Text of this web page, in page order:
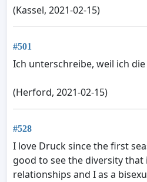
(Kassel, 2021-02-15)
#501
Ich unterschreibe, weil ich die
(Herford, 2021-02-15)
#528
I love Druck since the first
good to see the diversity that
relationships and I as a